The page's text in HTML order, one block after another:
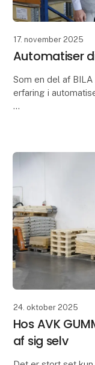
17. november 2025
Automatiser
Som en del af BILA
erfaring i
24. oktober 2025
Hos AVK
af sig selv